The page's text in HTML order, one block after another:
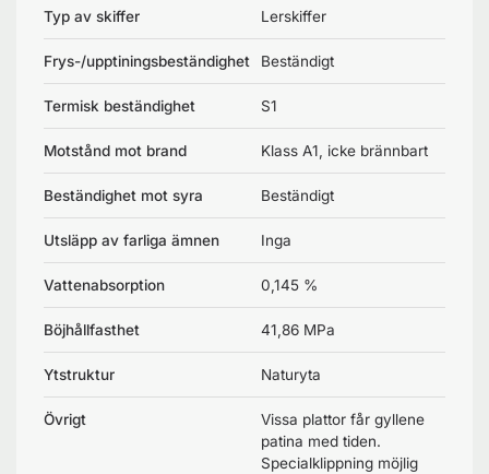
Typ av skiffer Lerskiffer
Frys-/upptiningsbeständighet Beständigt
Termisk beständighet S1
Motstånd mot brand Klass A1, icke brännbart
Beständighet mot syra Beständigt
Utsläpp av farliga ämnen Inga
Vattenabsorption 0,145 %
Böjhållfasthet 41,86 MPa
Ytstruktur Naturyta
Övrigt
Vissa plattor får gyllene
patina med tiden.
Specialklippning möjlig